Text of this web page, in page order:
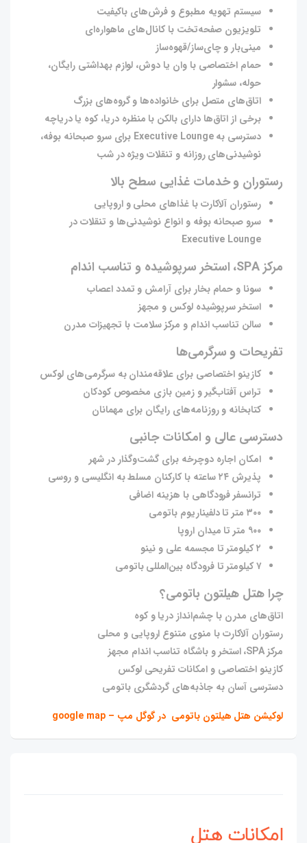
سیستم تهویه مطبوع و فرش‌های باکیفیت
تلویزیون صفحه‌تخت با کانال‌های ماهواره‌ای
مینی‌بار و چای‌ساز/قهوه‌ساز
حمام اختصاصی با وان یا دوش، لوازم بهداشتی رایگان،
حوله، سشوار
اتاق‌های متصل برای خانواده‌ها و گروه‌های بزرگ
برخی از اتاق‌ها دارای بالکن با منظره دریا، کوه یا دریاچه
دسترسی به Executive Lounge برای سرو صبحانه بوفه،
نوشیدنی‌های روزانه و تنقلات ویژه در شب
رستوران و خدمات غذایی سطح بالا
رستوران آلاکارت با غذاهای محلی و اروپایی
سرو صبحانه بوفه و انواع نوشیدنی‌ها و تنقلات در
Executive Lounge
مرکز SPA، استخر سرپوشیده و تناسب اندام
سونا و حمام بخار برای آرامش و تمدد اعصاب
استخر سرپوشیده لوکس و مجهز
سالن تناسب اندام و مرکز سلامت با تجهیزات مدرن
تفریحات و سرگرمی‌ها
کازینو اختصاصی برای علاقه‌مندان به سرگرمی‌های لوکس
تراس آفتاب‌گیر و زمین بازی مخصوص کودکان
کتابخانه و روزنامه‌های رایگان برای مهمانان
دسترسی عالی و امکانات جانبی
امکان اجاره دوچرخه برای گشت‌وگذار در شهر
پذیرش ۲۴ ساعته با کارکنان مسلط به انگلیسی و روسی
ترانسفر فرودگاهی با هزینه اضافی
۳۰۰ متر تا دلفیناریوم باتومی
۹۰۰ متر تا میدان اروپا
۲ کیلومتر تا مجسمه علی و نینو
۷ کیلومتر تا فرودگاه بین‌المللی باتومی
چرا هتل هیلتون باتومی؟
اتاق‌های مدرن با چشم‌انداز دریا و کوه
رستوران آلاکارت با منوی متنوع اروپایی و محلی
مرکز SPA، استخر و باشگاه تناسب اندام مجهز
کازینو اختصاصی و امکانات تفریحی لوکس
دسترسی آسان به جاذبه‌های گردشگری باتومی
لوکیشن هتل هیلتون باتومی در گوگل مپ – google map
امکانات هتل